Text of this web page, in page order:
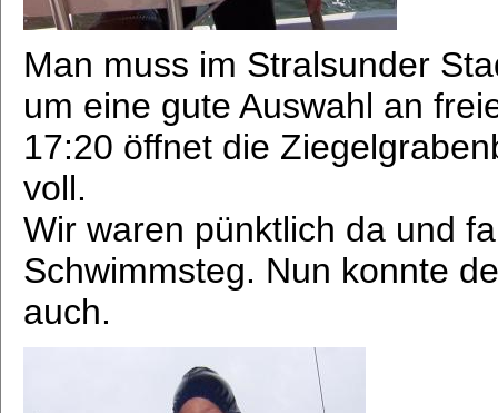
Man muss im Stralsunder
um eine gute Auswahl an
17:20 öffnet die
voll.
Wir waren pünktlich da und
Schwimmsteg. Nun konnte
auch.